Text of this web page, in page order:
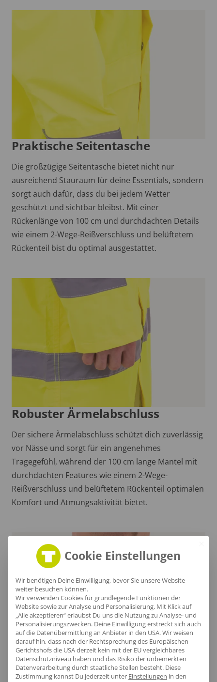
Praktische Seitentasche
Die großzügige Seitentasche bietet nicht nur
ausreichend Stauraum für deine Essentials, sondern
sorgt auch dafür, dass du bei jedem Wetter
geschützt und sichtbar bleibst. Mit einer
Rückenlänge von 100 cm und durchdachten Details
wie einem 2-Wege-Reißverschluss und belüftetem
Rückenteil bist du optimal ausgestattet.
Robuster Ärmelabschluss
Der sichere Ärmelabschluss schützt dich zuverlässig
vor Nässe und sorgt für ein angenehmes
Tragegefühl, während der 100 cm lange Mantel mit
durchdachten Features wie einem 2-Wege-
Reißverschluss und belüftetem Rückenteil optimalen
Komfort und Atmungsaktivität bietet.
Schützender Nacken
Cookie Einstellungen
Wir benötigen Deine Einwilligung, bevor Sie unsere Website
weiter besuchen können.
Wir verwenden Cookies für grundlegende Funktionen der
Website sowie zur Analyse und Personalisierung. Mit Klick auf
„Alle akzeptieren“ erlaubst Du uns die Nutzung zu Analyse- und
Personalisierungszwecken. Deine Einwilligung erstreckt sich auch
auf die Datenübermittlung an Anbieter in den USA. Wir weisen
darauf hin, dass nach der Rechtsprechung des Europäischen
Gerichtshofs die USA derzeit kein mit der EU vergleichbares
Datenschutzniveau haben und das Risiko der unbemerkten
Datenverarbeitung durch staatliche Stellen besteht. Diese
Zustimmung kannst Du jederzeit unter Einstellungen in den